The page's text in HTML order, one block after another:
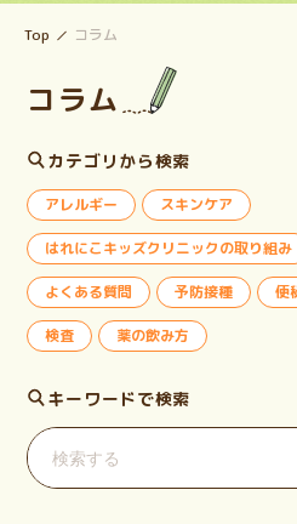
Top コラム
コラム
カテゴリから検索
アレルギー スキンケア
はれにこキッズクリニックの取り組み
よくある質問 予防接種 便
検査 薬の飲み方
キーワードで検索